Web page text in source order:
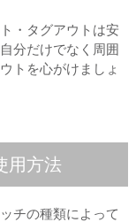
・タグアウトは安
分だけでなく周囲
トを心がけましょ
用方法
チの種類によって